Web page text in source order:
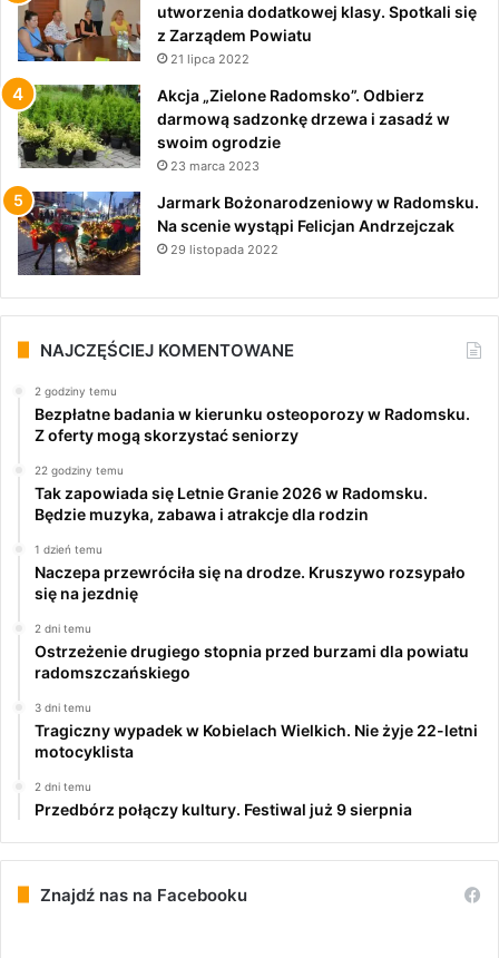
utworzenia dodatkowej klasy. Spotkali się
z Zarządem Powiatu
21 lipca 2022
Akcja „Zielone Radomsko”. Odbierz
darmową sadzonkę drzewa i zasadź w
swoim ogrodzie
23 marca 2023
Jarmark Bożonarodzeniowy w Radomsku.
Na scenie wystąpi Felicjan Andrzejczak
29 listopada 2022
NAJCZĘŚCIEJ KOMENTOWANE
2 godziny temu
Bezpłatne badania w kierunku osteoporozy w Radomsku.
Z oferty mogą skorzystać seniorzy
22 godziny temu
Tak zapowiada się Letnie Granie 2026 w Radomsku.
Będzie muzyka, zabawa i atrakcje dla rodzin
1 dzień temu
Naczepa przewróciła się na drodze. Kruszywo rozsypało
się na jezdnię
2 dni temu
Ostrzeżenie drugiego stopnia przed burzami dla powiatu
radomszczańskiego
3 dni temu
Tragiczny wypadek w Kobielach Wielkich. Nie żyje 22-letni
motocyklista
2 dni temu
Przedbórz połączy kultury. Festiwal już 9 sierpnia
Znajdź nas na Facebooku